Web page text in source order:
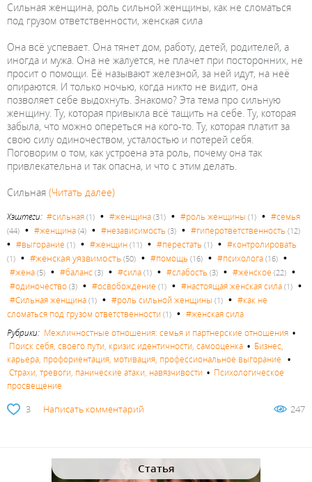
Сильная женщина, роль сильной женщины, как не сломаться
под грузом ответственности, женская сила
Она всё успевает. Она тянет дом, работу, детей, родителей, а
иногда и мужа. Она не жалуется, не плачет при посторонних, не
просит о помощи. Её называют железной, за ней идут, на неё
опираются. И только ночью, когда никто не видит, она
позволяет себе выдохнуть. Знакомо? Эта тема про сильную
женщину. Ту, которая привыкла всё тащить на себе. Ту, которая
забыла, что можно опереться на кого-то. Ту, которая платит за
свою силу одиночеством, усталостью и потерей себя.
Поговорим о том, как устроена эта роль, почему она так
привлекательна и так опасна, и что с этим делать.
Сильная (Читать далее)
Хэштеги: #сильная (1) • #женщина (31) • #роль женщины (1) • #семья
(44) • #женщина (4) • #независимость (3) • #гиперответственность (12)
• #выгорание (1) • #женщин (11) • #перестать (1) • #контролировать
(1) • #женская уязвимость (50) • #помощь (16) • #психолога (16) •
#жена (5) • #баланс (3) • #сила (1) • #слабость (3) • #женское (22) •
#одиночество (3) • #освобождение (1) • #настоящая женская сила (1) •
#Сильная женщина (1) • #роль сильной женщины (1) • #как не
сломаться под грузом ответственности (1) • #женская сила
Рубрики: Межличностные отношения: семья и партнерские отношения •
Поиск себя, своего пути, кризис идентичности, самооценка • Бизнес,
карьера, профориентация, мотивация, профессиональное выгорание •
Страхи, тревоги, панические атаки, навязчивости • Психологическое
просвещение
3 Написать комментарий 247
Статья